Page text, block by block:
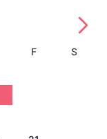
F
S